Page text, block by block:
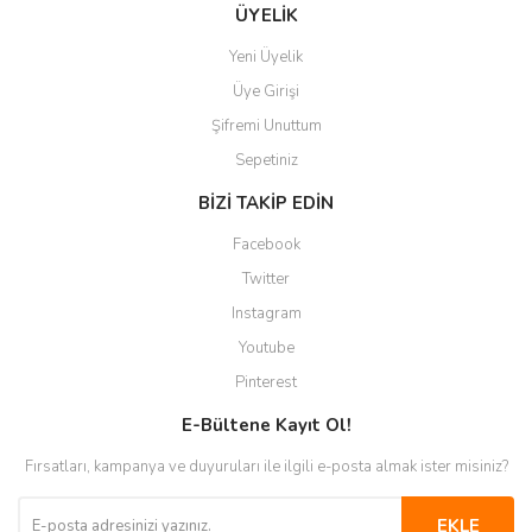
Gönder
ÜYELİK
Yeni Üyelik
Üye Girişi
Şifremi Unuttum
Sepetiniz
BİZİ TAKİP EDİN
Facebook
Twitter
Instagram
Youtube
Pinterest
E-Bültene Kayıt Ol!
Fırsatları, kampanya ve duyuruları ile ilgili e-posta almak ister misiniz?
EKLE